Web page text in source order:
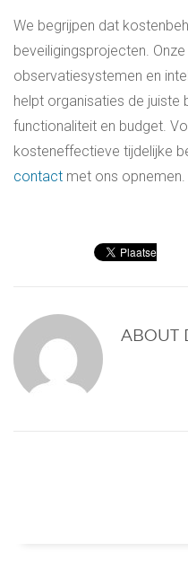
We begrijpen dat
beveiligingsprojecten.
observatiesystemen en
helpt organisaties de juiste
functionaliteit en budget.
kosteneffectieve tijdelijke
contact met ons opnemen.
ABOUT